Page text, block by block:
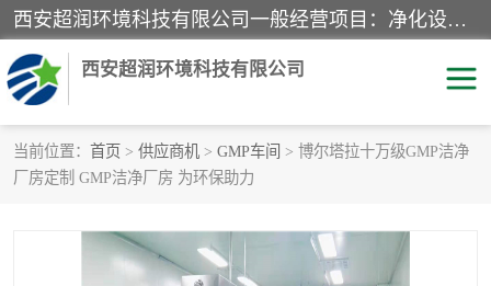
西安超润环境科技有限公司一般经营项目：净化设备、厨房设备、五金机电设备、不锈钢制品、彩钢夹心板、水处理设备的研发、销售；空气净化设备、办公设备、通风设备、建筑材料、金属材料的销售；净化工程、钢结构工程、机电设备工程的设计与施工及技术咨询服务；货物及技术的进出口的业务经营。
西安超润环境科技有限公司
当前位置： 首页 > 供应商机 > GMP车间 > 博尔塔拉十万级GMP洁净
厂房定制 GMP洁净厂房 为环保助力
洁净手术室
粉尘废气净化 洁净室工程